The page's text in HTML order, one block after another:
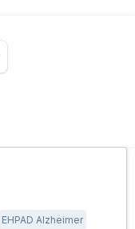
EHPAD Alzheimer